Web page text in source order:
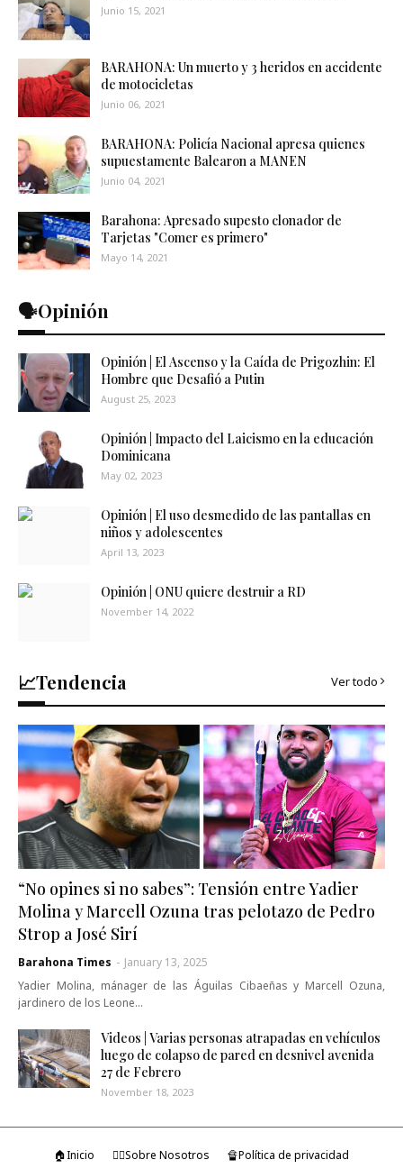
Junio 15, 2021
BARAHONA: Un muerto y 3 heridos en accidente
de motocicletas
Junio 06, 2021
BARAHONA: Policía Nacional apresa quienes
supuestamente Balearon a MANEN
Junio 04, 2021
Barahona: Apresado supesto clonador de
Tarjetas "Comer es primero"
Mayo 14, 2021
🗣️Opinión
Opinión | El Ascenso y la Caída de Prigozhin: El
Hombre que Desafió a Putin
August 25, 2023
Opinión | Impacto del Laicismo en la educación
Dominicana
May 02, 2023
Opinión | El uso desmedido de las pantallas en
niños y adolescentes
April 13, 2023
Opinión | ONU quiere destruir a RD
November 14, 2022
📈Tendencia Ver todo
“No opines si no sabes”: Tensión entre Yadier
Molina y Marcell Ozuna tras pelotazo de Pedro
Strop a José Sirí
Barahona Times - January 13, 2025
Yadier Molina, mánager de las Águilas Cibaeñas y Marcell Ozuna,
jardinero de los Leone…
Videos | Varias personas atrapadas en vehículos
luego de colapso de pared en desnivel avenida
27 de Febrero
November 18, 2023
🏠Inicio 🤷‍♂️Sobre Nosotros 🔏Política de privacidad